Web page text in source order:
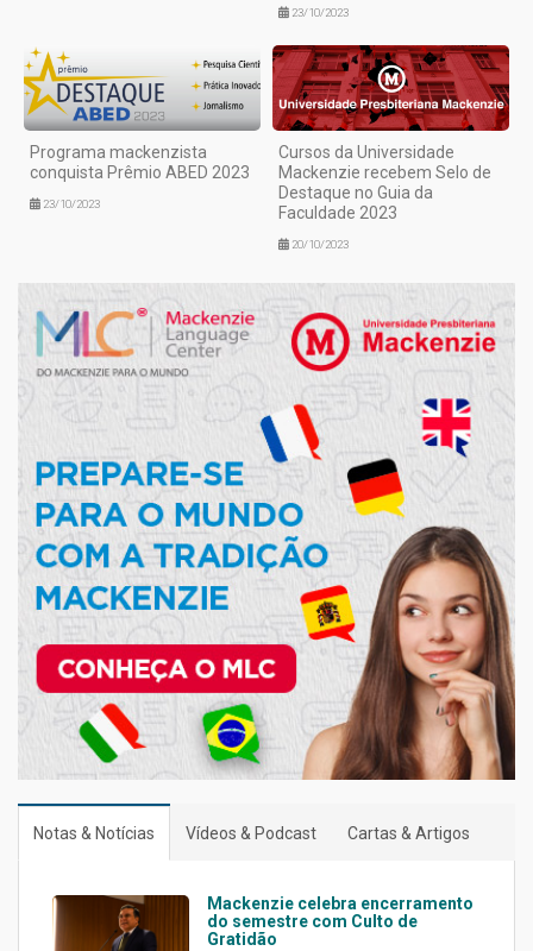
23/10/2023
Programa mackenzista
conquista Prêmio ABED 2023
23/10/2023
Cursos da Universidade
Mackenzie recebem Selo de
Destaque no Guia da
Faculdade 2023
20/10/2023
Notas & Notícias Vídeos & Podcast Cartas & Artigos
Mackenzie celebra encerramento
do semestre com Culto de
Gratidão